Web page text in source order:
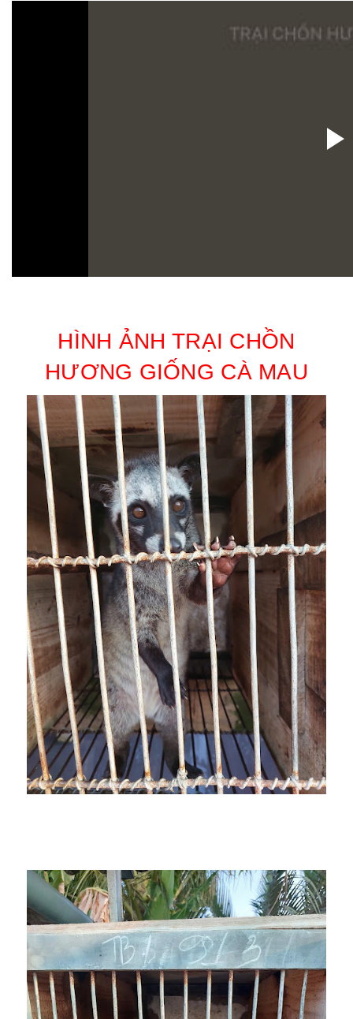
HÌNH ẢNH TRẠI CHỒN
HƯƠNG GIỐNG CÀ MAU